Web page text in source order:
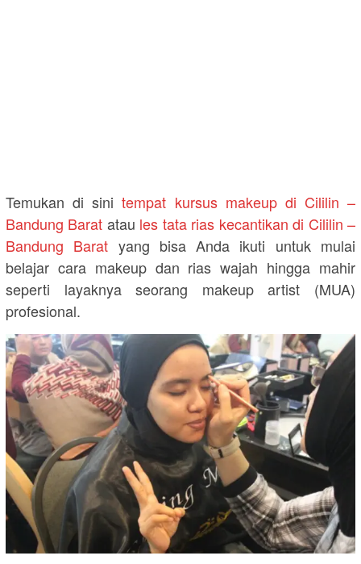
Temukan di sinitempat kursus makeup di Cililin –
Bandung Barat atau les tata rias kecantikan di Cililin –
Bandung Barat yang bisa Anda ikuti untuk mulai
belajar cara makeup dan rias wajah hingga mahir
seperti layaknya seorang makeup artist (MUA)
profesional.